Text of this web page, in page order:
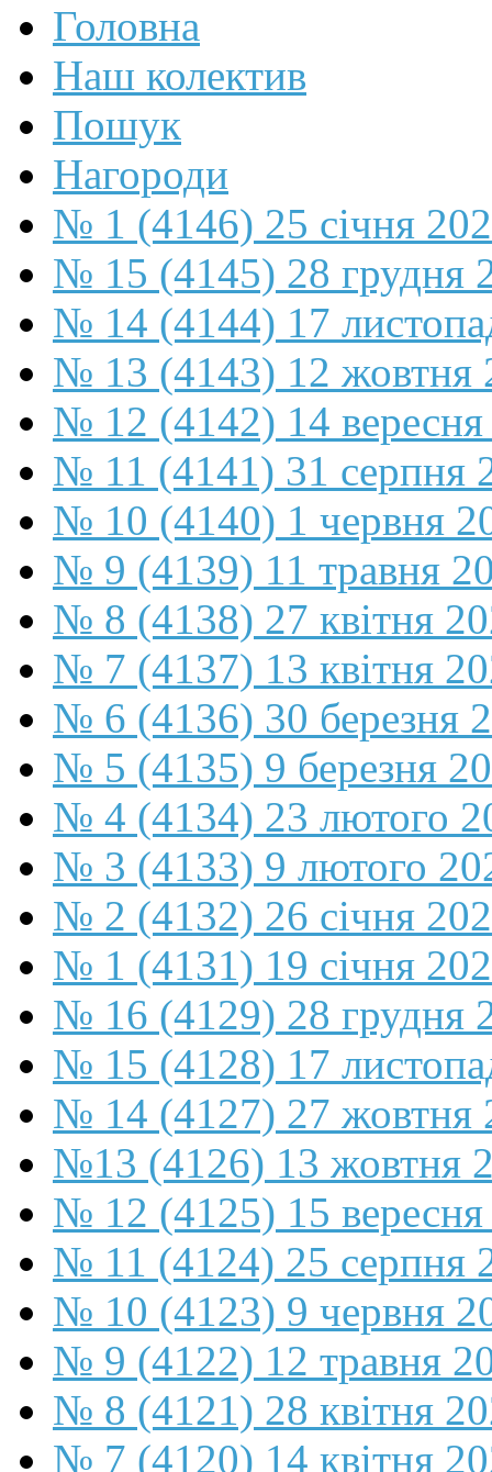
Головна
Наш колектив
Пошук
Нагороди
№ 1 (4146) 25 січня
№ 15 (4145) 28 грудня
№ 14 (4144) 17
№ 13 (4143) 12 жовтня
№ 12 (4142) 14
№ 11 (4141) 31 серпня
№ 10 (4140) 1 червня
№ 9 (4139) 11 травня
№ 8 (4138) 27 квітня
№ 7 (4137) 13 квітня
№ 6 (4136) 30 березня
№ 5 (4135) 9 березня
№ 4 (4134) 23 лютого
№ 3 (4133) 9 лютого
№ 2 (4132) 26 січня
№ 1 (4131) 19 січня
№ 16 (4129) 28 грудня
№ 15 (4128) 17
№ 14 (4127) 27 жовтня
№13 (4126) 13 жовтня
№ 12 (4125) 15
№ 11 (4124) 25 серпня
№ 10 (4123) 9 червня
№ 9 (4122) 12 травня
№ 8 (4121) 28 квітня
№ 7 (4120) 14 квітня